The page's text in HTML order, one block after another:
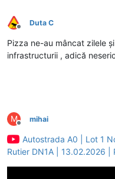
Deconectat
Duta C
Pizza ne-au mâncat zilele
infrastructurii , adică
M
Deconectat
mihai
Autostrada A0 | Lot 1
Rutier DN1A | 13.02.2026 |